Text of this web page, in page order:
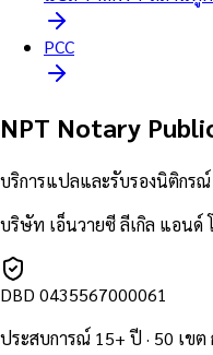
PCC
NPT Notary
บริการแปลและรับรองนิติกรณ์
บริษัท เอ็นวายซี ลีเกิล แอนด์
DBD 0435567000061
ประสบการณ์ 15+ ปี · 50 เขต